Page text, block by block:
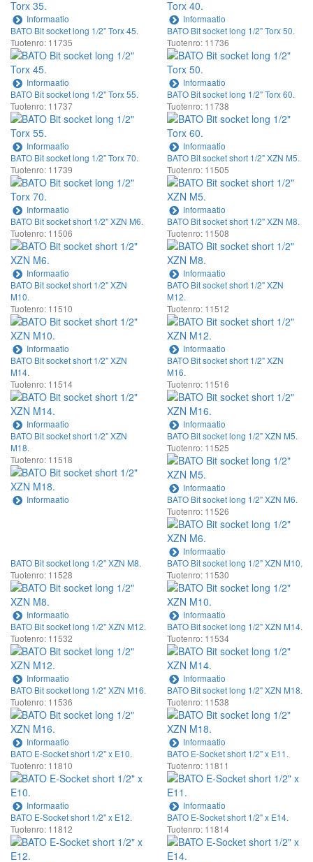
Informaatio
Informaatio
BATO Bit socket long 1/2" Torx 45.
Tuotenro: 11735
Informaatio
BATO Bit socket long 1/2" Torx 50.
Tuotenro: 11736
Informaatio
BATO Bit socket long 1/2" Torx 55.
Tuotenro: 11737
Informaatio
BATO Bit socket long 1/2" Torx 60.
Tuotenro: 11738
Informaatio
BATO Bit socket long 1/2" Torx 70.
Tuotenro: 11739
Informaatio
BATO Bit socket short 1/2" XZN M5.
Tuotenro: 11505
Informaatio
BATO Bit socket short 1/2" XZN M6.
Tuotenro: 11506
Informaatio
BATO Bit socket short 1/2" XZN M8.
Tuotenro: 11508
Informaatio
BATO Bit socket short 1/2" XZN
M10.
Tuotenro: 11510
Informaatio
BATO Bit socket short 1/2" XZN
M12.
Tuotenro: 11512
Informaatio
BATO Bit socket short 1/2" XZN
M14.
Tuotenro: 11514
Informaatio
BATO Bit socket short 1/2" XZN
M16.
Tuotenro: 11516
Informaatio
BATO Bit socket short 1/2" XZN
M18.
Tuotenro: 11518
Informaatio
BATO Bit socket long 1/2" XZN M5.
Tuotenro: 11525
Informaatio
BATO Bit socket long 1/2" XZN M6.
Tuotenro: 11526
Informaatio
BATO Bit socket long 1/2" XZN M8.
Tuotenro: 11528
Informaatio
BATO Bit socket long 1/2" XZN M10.
Tuotenro: 11530
Informaatio
BATO Bit socket long 1/2" XZN M12.
Tuotenro: 11532
Informaatio
BATO Bit socket long 1/2" XZN M14.
Tuotenro: 11534
Informaatio
BATO Bit socket long 1/2" XZN M16.
Tuotenro: 11536
Informaatio
BATO Bit socket long 1/2" XZN M18.
Tuotenro: 11538
Informaatio
BATO E-Socket short 1/2" x E10.
Tuotenro: 11810
Informaatio
BATO E-Socket short 1/2" x E11.
Tuotenro: 11811
Informaatio
BATO E-Socket short 1/2" x E12.
Tuotenro: 11812
BATO E-Socket short 1/2" x E14.
Tuotenro: 11814